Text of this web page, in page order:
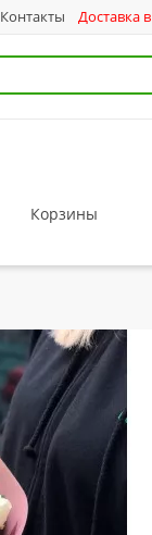
Контакты Доставка в
Корзины